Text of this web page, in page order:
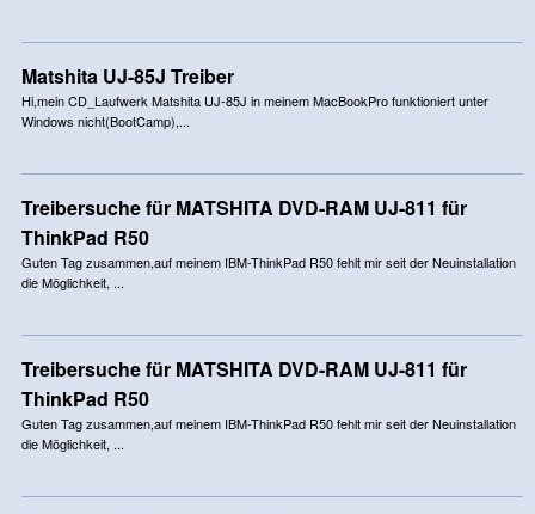
Matshita UJ-85J Treiber
Hi,mein CD_Laufwerk Matshita UJ-85J in meinem MacBookPro funktioniert unter
Windows nicht(BootCamp),...
Treibersuche für MATSHITA DVD-RAM UJ-811 für
ThinkPad R50
Guten Tag zusammen,auf meinem IBM-ThinkPad R50 fehlt mir seit der Neuinstallation
die Möglichkeit, ...
Treibersuche für MATSHITA DVD-RAM UJ-811 für
ThinkPad R50
Guten Tag zusammen,auf meinem IBM-ThinkPad R50 fehlt mir seit der Neuinstallation
die Möglichkeit, ...